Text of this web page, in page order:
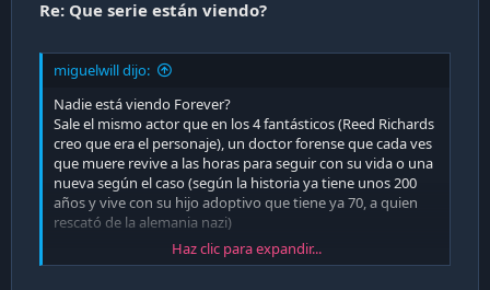
Re: Que serie están viendo?
miguelwill dijo:
Nadie está viendo Forever?
Sale el mismo actor que en los 4 fantásticos (Reed Richards
creo que era el personaje), un doctor forense que cada ves
que muere revive a las horas para seguir con su vida o una
nueva según el caso (según la historia ya tiene unos 200
años y vive con su hijo adoptivo que tiene ya 70, a quien
rescató de la alemania nazi)
También está Selfie, una tipa que vivía para sus seguidores
Haz clic para expandir...